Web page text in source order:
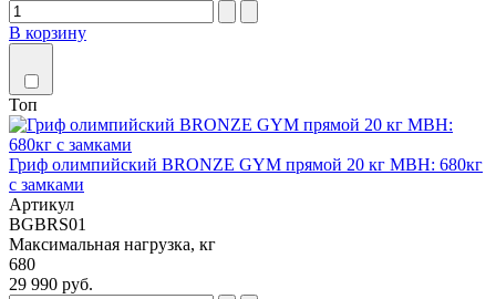
В корзину
Топ
Гриф олимпийский BRONZE GYM прямой 20 кг МВН: 680кг
с замками
Артикул
BGBRS01
Максимальная нагрузка, кг
680
29 990 руб.